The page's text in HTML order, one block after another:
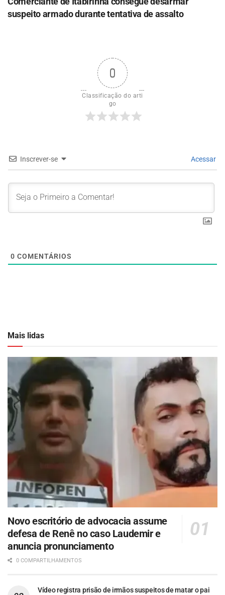
suspeito armado durante tentativa de assalto
0
Classificação do arti
go
Inscrever-se Acessar
0 COMENTÁRIOS
Mais lidas
Novo escritório de advocacia assume
defesa de Renê no caso Laudemir e
anuncia pronunciamento
0 COMPARTILHAMENTOS
Vídeo registra prisão de irmãos suspeitos de matar o pai